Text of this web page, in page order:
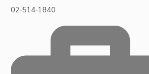
02-514-1840